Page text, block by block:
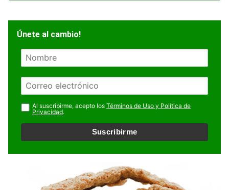
Únete al cambio!
N
r
e
E
m
a
i
l
Al suscribirme, acepto los Términos de Uso y Política de
Privacidad.
Suscribirme